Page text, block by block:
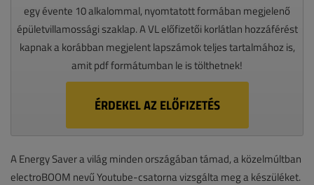
egy évente 10 alkalommal, nyomtatott formában megjelenő
épületvillamossági szaklap. A VL előfizetői korlátlan hozzáférést
kapnak a korábban megjelent lapszámok teljes tartalmához is,
amit pdf formátumban le is tölthetnek!
ÉRDEKEL AZ ELŐFIZETÉS
A Energy Saver a világ minden országában támad, a közelmúltban
electroBOOM nevű Youtube-csatorna vizsgálta meg a készüléket.